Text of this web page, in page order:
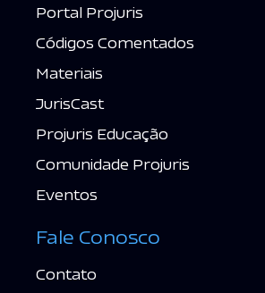
Portal Projuris
Códigos Comentados
Materiais
JurisCast
Projuris Educação
Comunidade Projuris
Eventos
Fale Conosco
Contato